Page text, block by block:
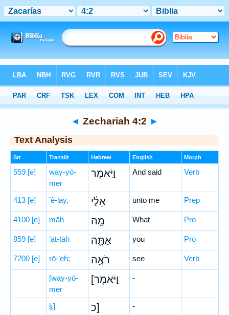
Hebrew> Zechariah 4:2
◄ Zechariah 4:2 ►
Text Analysis
Str Translit Hebrew English Morph
559 [e]
way-yō-
mer
וַיֹּ֣אמֶר And said Verb
413 [e] ’ê-lay, אֵלַ֔י unto me Prep
4100 [e] māh מָ֥ה What Pro
859 [e] ’at-tāh אַתָּ֖ה you Pro
7200 [e] rō-’eh; רֹאֶ֑ה see Verb
[way-yō-
mer
[וַיֹּאמֶר -
ḵ] כ] -